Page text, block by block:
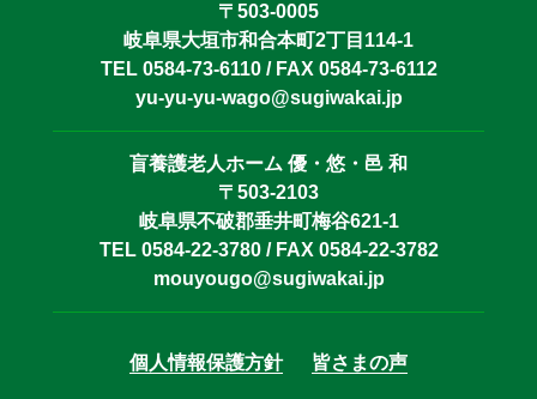
〒503-0005
岐阜県大垣市和合本町2丁目114-1
TEL 0584-73-6110 / FAX 0584-73-6112
yu-yu-yu-wago@sugiwakai.jp
盲養護老人ホーム 優・悠・邑 和
〒503-2103
岐阜県不破郡垂井町梅谷621-1
TEL 0584-22-3780 / FAX 0584-22-3782
mouyougo@sugiwakai.jp
個人情報保護方針 皆さまの声